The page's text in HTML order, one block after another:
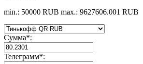
min.: 50000 RUB max.: 9627606.001 RUB
Сумма*:
Телеграмм*: